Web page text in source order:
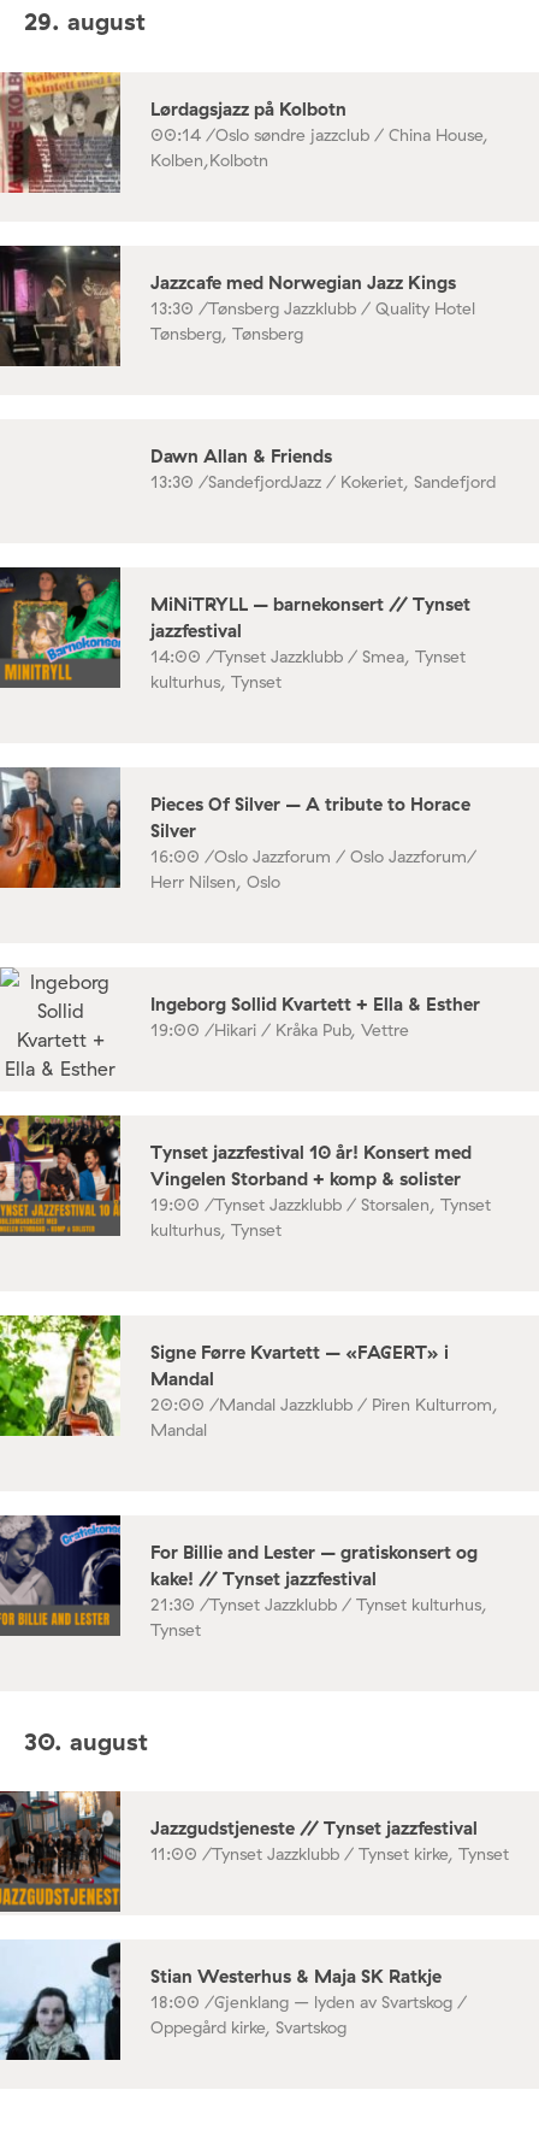
29. august
Lørdagsjazz på Kolbotn
00:14 /Oslo søndre jazzclub / China House,
Kolben,Kolbotn
Jazzcafe med Norwegian Jazz Kings
13:30 /Tønsberg Jazzklubb / Quality Hotel
Tønsberg, Tønsberg
Dawn Allan & Friends
13:30 /SandefjordJazz / Kokeriet, Sandefjord
MiNiTRYLL – barnekonsert // Tynset
jazzfestival
14:00 /Tynset Jazzklubb / Smea, Tynset
kulturhus, Tynset
Pieces Of Silver – A tribute to Horace
Silver
16:00 /Oslo Jazzforum / Oslo Jazzforum/
Herr Nilsen, Oslo
Ingeborg Sollid Kvartett + Ella & Esther
19:00 /Hikari / Kråka Pub, Vettre
Tynset jazzfestival 10 år! Konsert med
Vingelen Storband + komp & solister
19:00 /Tynset Jazzklubb / Storsalen, Tynset
kulturhus, Tynset
Signe Førre Kvartett – «FAGERT» i
Mandal
20:00 /Mandal Jazzklubb / Piren Kulturrom,
Mandal
For Billie and Lester – gratiskonsert og
kake! // Tynset jazzfestival
21:30 /Tynset Jazzklubb / Tynset kulturhus,
Tynset
30. august
Jazzgudstjeneste // Tynset jazzfestival
11:00 /Tynset Jazzklubb / Tynset kirke, Tynset
Stian Westerhus & Maja SK Ratkje
18:00 /Gjenklang – lyden av Svartskog /
Oppegård kirke, Svartskog